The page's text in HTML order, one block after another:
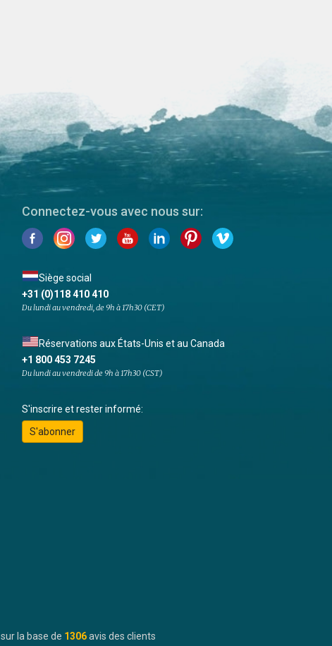
Connectez-vous avec nous sur:
Siège social
+31 (0)118 410 410
Du lundi au vendredi, de 9h à 17h30 (CET)
Réservations aux États-Unis et au Canada
+1 800 453 7245
Du lundi au vendredi de 9h à 17h30 (CST)
S'inscrire et rester informé:
S'abonner
sur la base de 1306avis des clients